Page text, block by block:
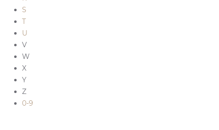
S
T
U
V
W
X
Y
Z
0-9